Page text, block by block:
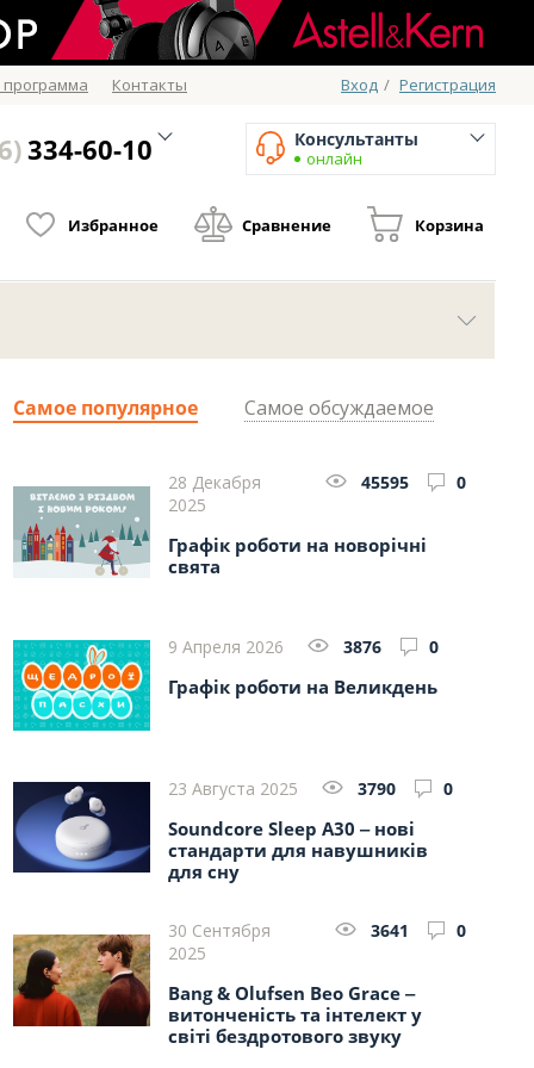
программа Контакты Вход / Регистрация
334-60-10 Консультанты
онлайн
Избранное Сравнение Корзина
Самое популярное Самое обсуждаемое
28 Декабря
2025
45595 0
Графік роботи на новорічні
свята
9 Апреля 2026 3876 0
Графік роботи на Великдень
23 Августа 2025 3790 0
Soundcore Sleep A30 ‒ нові
стандарти для навушників
для сну
30 Сентября
2025
3641 0
Bang & Olufsen Beo Grace ‒
витонченість та інтелект у
світі бездротового звуку